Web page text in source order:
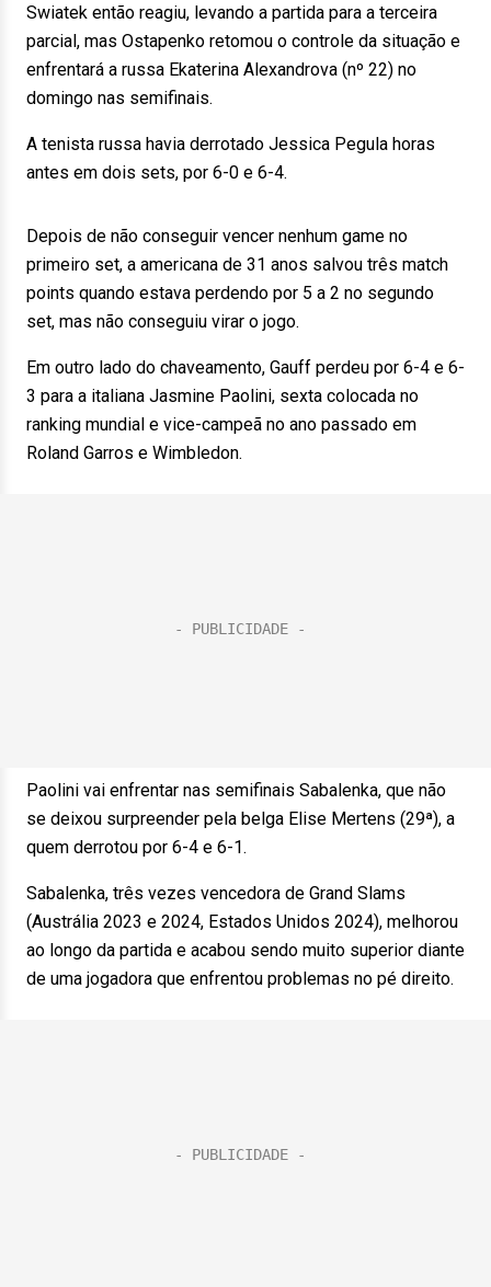
Swiatek então reagiu, levando a partida para a terceira
parcial, mas Ostapenko retomou o controle da situação e
enfrentará a russa Ekaterina Alexandrova (nº 22) no
domingo nas semifinais.
A tenista russa havia derrotado Jessica Pegula horas
antes em dois sets, por 6-0 e 6-4.
Depois de não conseguir vencer nenhum game no
primeiro set, a americana de 31 anos salvou três match
points quando estava perdendo por 5 a 2 no segundo
set, mas não conseguiu virar o jogo.
Em outro lado do chaveamento, Gauff perdeu por 6-4 e 6-
3 para a italiana Jasmine Paolini, sexta colocada no
ranking mundial e vice-campeã no ano passado em
Roland Garros e Wimbledon.
Paolini vai enfrentar nas semifinais Sabalenka, que não
se deixou surpreender pela belga Elise Mertens (29ª), a
quem derrotou por 6-4 e 6-1.
Sabalenka, três vezes vencedora de Grand Slams
(Austrália 2023 e 2024, Estados Unidos 2024), melhorou
ao longo da partida e acabou sendo muito superior diante
de uma jogadora que enfrentou problemas no pé direito.